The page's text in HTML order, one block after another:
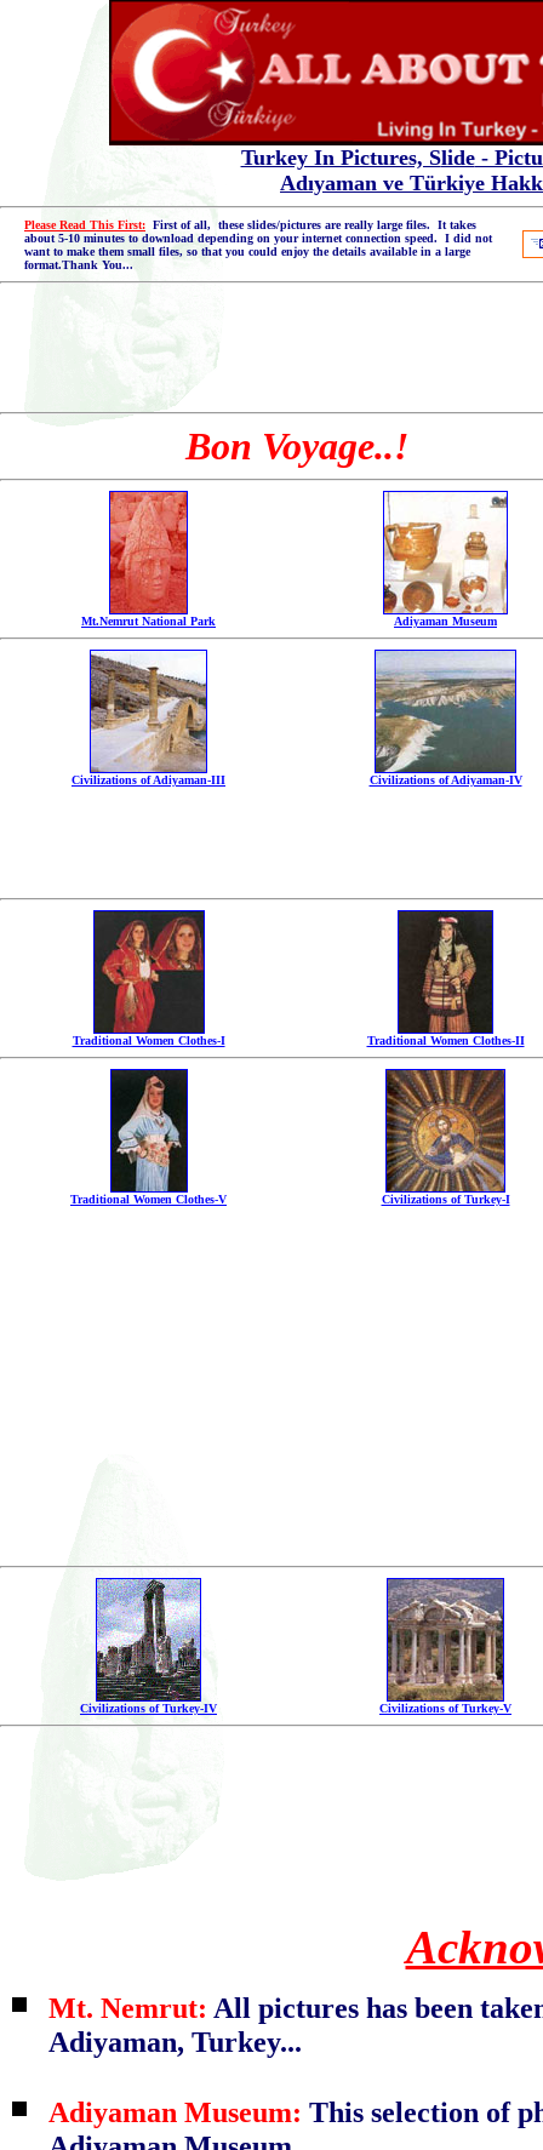
Turkey In Pictures, Slide-
Adıyaman ve Türkiye
Please Read This First: First of all, these slides/pictures are really large files. It takes
about 5-10 minutes to download depending on your internet connection speed. I did not
want to make them small files, so that you could enjoy the details available in a large
format.Thank You...
Bon Voyage..!
Mt.Nemrut National Park Adiyaman Museum
Civilizations of Adiyaman-III Civilizations of Adiyaman-IV
Traditional Women Clothes-I Traditional Women Clothes-II
Traditional Women Clothes-V Civilizations of Turkey-I
Civilizations of Turkey-IV Civilizations of Turkey-V
Mt. Nemrut: All pictures has been
Adiyaman, Turkey...
Adiyaman Museum: This selection of